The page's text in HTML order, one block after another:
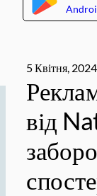
5 Квітня, 2024
від